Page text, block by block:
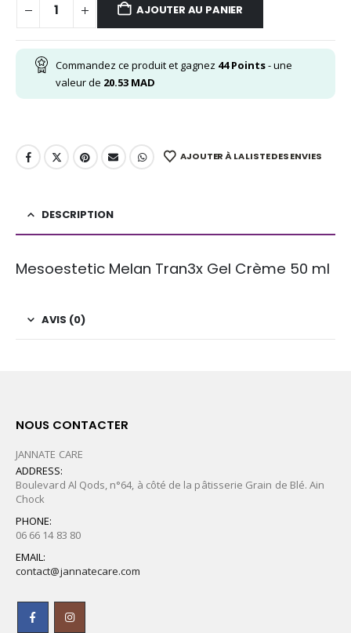
AJOUTER AU PANIER
Commandez ce produit et gagnez 44Points- une
valeur de 20.53 MAD
AJOUTER À LA LISTE DES ENVIES
DESCRIPTION
Mesoestetic Melan Tran3x Gel Crème 50 ml
AVIS (0)
NOUS CONTACTER
JANNATE CARE
ADDRESS:
Boulevard Al Qods, n°64, à côté de la pâtisserie Grain de Blé. Ain
Chock
PHONE:
06 66 14 83 80
EMAIL:
contact@jannatecare.com